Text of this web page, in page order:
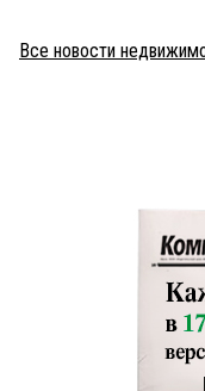
Все новости